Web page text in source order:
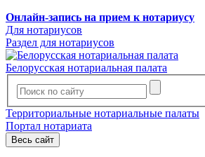
Онлайн-запись на прием к нотариусу
Для нотариусов
Раздел для нотариусов
Белорусская нотариальная палата
Территориальные нотариальные палаты
Портал нотариата
Весь сайт